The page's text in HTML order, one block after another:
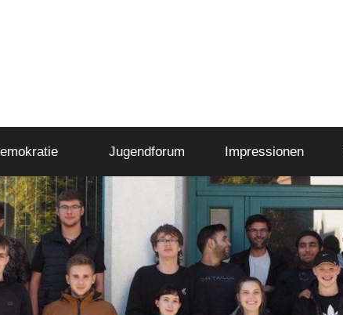
Jugendforum Impressionen